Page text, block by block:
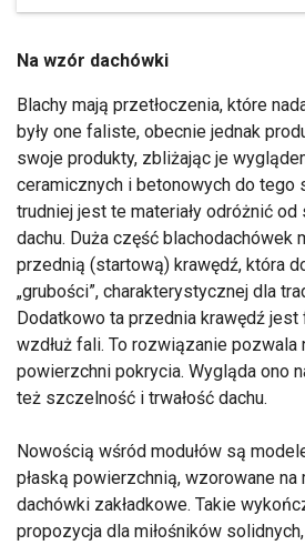
Na wzór dachówki
Blachy mają przetłoczenia, które
były one faliste, obecnie jednak
swoje produkty, zbliżając je
ceramicznych i betonowych do tego
trudniej jest te materiały odróżnić od
dachu. Duża część blachodachówek
przednią (startową) krawędź, która
„grubości”, charakterystycznej dla
Dodatkowo ta przednia krawędź
wzdłuż fali. To rozwiązanie
powierzchni pokrycia. Wygląda ono
też szczelność i trwałość dachu.
Nowością wśród modułów są
płaską powierzchnią, wzorowane na
dachówki zakładkowe. Takie
propozycja dla miłośników